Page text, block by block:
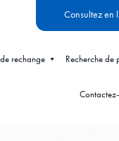
Consultez en
rechange Recherche de